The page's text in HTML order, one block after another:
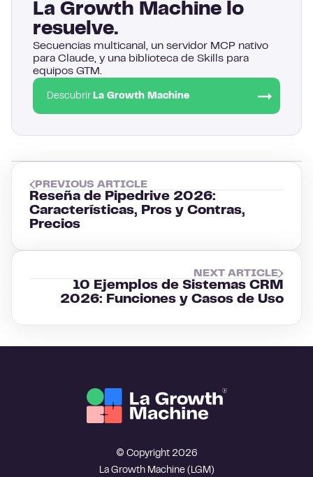
La Growth Machine lo
resuelve.
Secuencias multicanal, un servidor MCP nativo
para Claude, y una biblioteca de Skills para
equipos GTM.
Descubrir La Growth Machine
PREVIOUS ARTICLE
Reseña de Pipedrive 2026:
Características, Pros y Contras,
Precios
NEXT ARTICLE
10 Ejemplos de Sistemas CRM
2026: Funciones y Casos de Uso
© Copyright 2026
La Growth Machine (LGM)